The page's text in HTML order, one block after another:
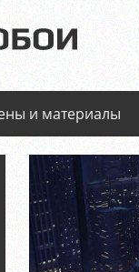
и материалы